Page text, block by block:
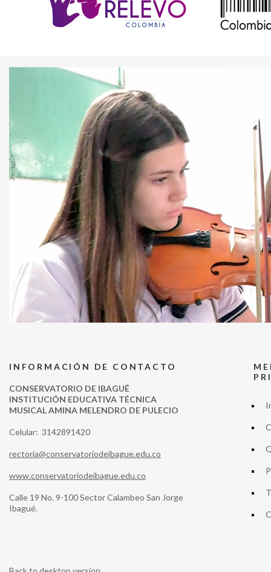
INFORMACIÓN DE CONTACTO
CONSERVATORIO DE IBAGUÉ
INSTITUCIÓN EDUCATIVA TÉCNICA
MUSICAL AMINA MELENDRO DE PULECIO
Celular: 3142891420
rectoria@conservatoriodeibague.edu.co
www.conservatoriodeibague.edu.co
Calle 19 No. 9-100 Sector Calambeo San Jorge
Ibagué.